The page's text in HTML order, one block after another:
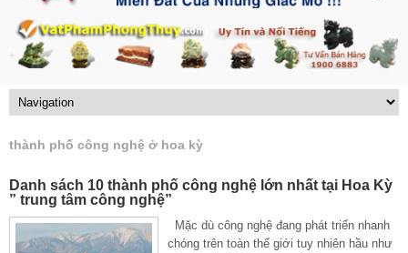
thành phố công nghệ ở hoa kỳ
Danh sách 10 thành phố công nghệ lớn nhất tại Hoa Kỳ
” trung tâm công nghệ”
Mặc dù công nghệ đang phát triển nhanh
chóng trên toàn thế giới tuy nhiên hầu như